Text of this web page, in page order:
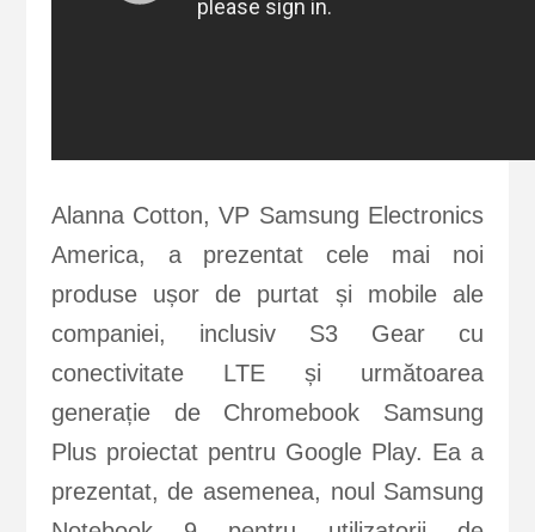
Alanna Cotton, VP Samsung Electronics
America, a prezentat cele mai noi
produse ușor de purtat și mobile ale
companiei, inclusiv S3 Gear cu
conectivitate LTE și următoarea
generație de Chromebook Samsung
Plus proiectat pentru Google Play. Ea a
prezentat, de asemenea, noul Samsung